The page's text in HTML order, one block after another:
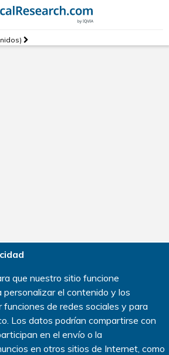
de uso de cookies|
preferencias de cookies |
de privacidad
© 2023 IQVIA.
derechos reservados.
www.IQVIA.com
que nuestro sitio funcione
personalizar el contenido y los
funciones de redes sociales y para
Los datos podrían compartirse con
en el envío o la
en otros sitios de Internet, como